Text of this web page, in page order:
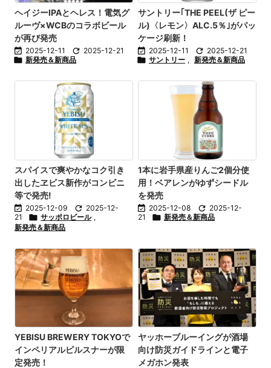
ヘイジーIPAとヘレス！電気グ
ルーヴ×WCBのコラボビール
が再び発売
 2025-12-11  2025-12-21
 新発売＆新商品
サントリー｢THE PEEL(ザ ピー
ル)〈レモン〉ALC.5％｣がパッ
ケージ刷新！
 2025-12-11  2025-12-21
 サントリー , 新発売＆新商品
スパイスで爽やかなコク引き
出したヱビス新作がコンビニ
等で発売!
 2025-12-09  2025-12-
21
 サッポロビール ,
新発売＆新商品
1本に岩手県産りんご2個分使
用！ベアレンがゆずシードル
を発売
 2025-12-08  2025-12-
21
 新発売＆新商品
YEBISU BREWERY TOKYOで
インペリアルピルスナーが限
定発売！
ヤッホーブルーイングが酒場
向け防災ガイドラインと電子
メガホン発表